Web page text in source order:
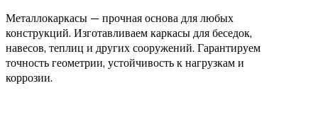
Металлокаркасы — прочная основа для любых
конструкций. Изготавливаем каркасы для беседок,
навесов, теплиц и других сооружений. Гарантируем
точность геометрии, устойчивость к нагрузкам и
коррозии.